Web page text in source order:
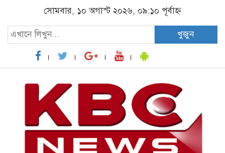
সোমবার, ১০ অগাস্ট ২০২৬, ০৯:১০ পূর্বাহ্ন
খুজুন